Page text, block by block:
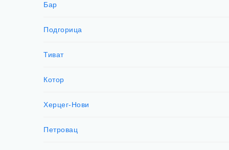
Бар
Подгорица
Тиват
Котор
Херцег-Нови
Петровац